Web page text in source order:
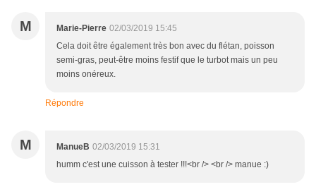
M Marie-Pierre 02/03/2019 15:45
Cela doit être également très bon avec du flétan, poisson
semi-gras, peut-être moins festif que le turbot mais un peu
moins onéreux.
Répondre
M ManueB 02/03/2019 15:31
humm c'est une cuisson à tester !!!<br /> <br /> manue :)